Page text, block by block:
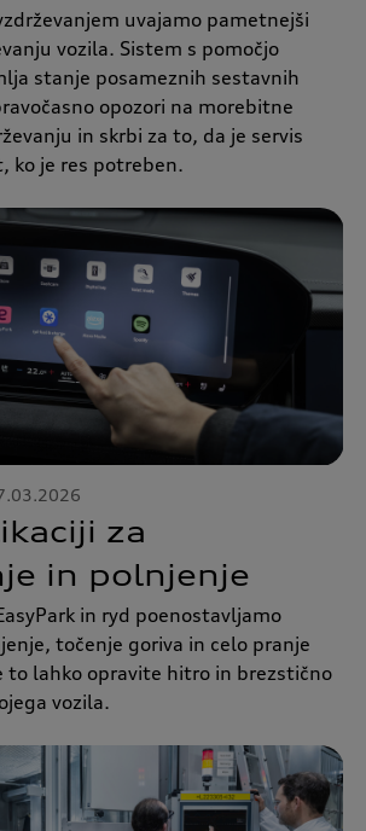
uvajamo pametnejši
vozila. Sistem s pomočjo
stanje posameznih sestavnih
opozori na morebitne
in skrbi za to, da je servis
ko je res potreben.
za
in polnjenje
in ryd poenostavljamo
točenje goriva in celo pranje
to lahko opravite hitro in brezstično
vozila.